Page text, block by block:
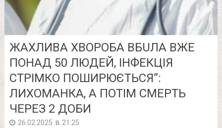
ЖAХЛИВA ХВOРОБА ВБUЛA ВЖЕ
ПОНАД 50 ЛЮДЕЙ, ІНФЕКЦІЯ
СТРІМКО ПОШИРЮЄТЬСЯ”:
ЛИХOМAНКА, А ПОТІМ СМEРТЬ
ЧЕРЕЗ 2 ДОБИ
26.02.2025 в 21:25